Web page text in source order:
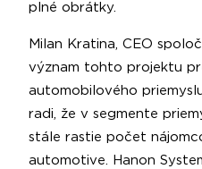
plné obrátky.
Milan Kratina, CEO
význam tohto projektu
automobilového
radi, že v segmente
stále rastie počet
automotive. Hanon